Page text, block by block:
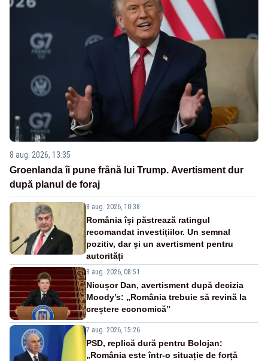
8 aug. 2026, 13:35
Groenlanda îi pune frână lui Trump. Avertisment dur
după planul de foraj
8 aug. 2026, 10:38
România își păstrează ratingul
recomandat investițiilor. Un semnal
pozitiv, dar și un avertisment pentru
autorități
8 aug. 2026, 08:51
Nicușor Dan, avertisment după decizia
Moody’s: „România trebuie să revină la
creștere economică”
7 aug. 2026, 15:26
PSD, replică dură pentru Bolojan:
„România este într-o situație de forță